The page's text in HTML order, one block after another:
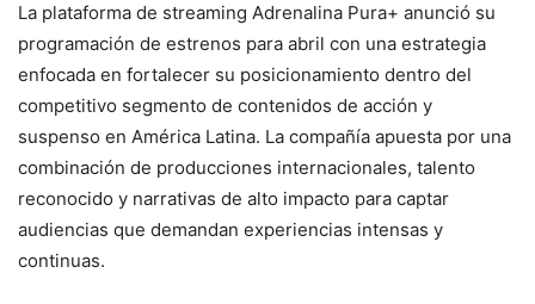
La plataforma de streaming Adrenalina Pura+ anunció su
programación de estrenos para abril con una estrategia
enfocada en fortalecer su posicionamiento dentro del
competitivo segmento de contenidos de acción y
suspenso en América Latina. La compañía apuesta por una
combinación de producciones internacionales, talento
reconocido y narrativas de alto impacto para captar
audiencias que demandan experiencias intensas y
continuas.